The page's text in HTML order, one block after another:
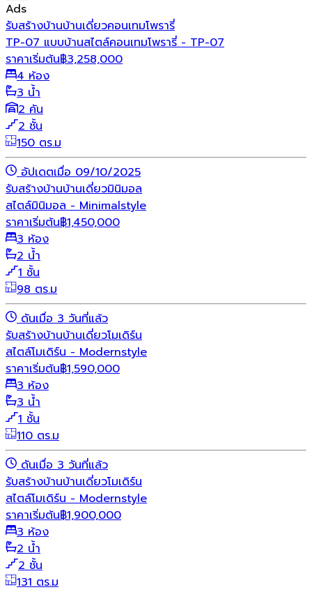
Ads
รับสร้างบ้านบ้านเดี่ยวคอนเทมโพรารี่
TP-07 แบบบ้านสไตล์คอนเทมโพรารี่ - TP-07
ราคาเริ่มต้น฿3,258,000
4 ห้อง
3 น้ำ
2 คัน
2 ชั้น
150 ตร.ม
อัปเดตเมื่อ 09/10/2025
รับสร้างบ้านบ้านเดี่ยวมินิมอล
สไตล์มินิมอล - Minimalstyle
ราคาเริ่มต้น฿1,450,000
3 ห้อง
2 น้ำ
1 ชั้น
98 ตร.ม
ดันเมื่อ 3 วันที่แล้ว
รับสร้างบ้านบ้านเดี่ยวโมเดิร์น
สไตล์โมเดิร์น - Modernstyle
ราคาเริ่มต้น฿1,590,000
3 ห้อง
3 น้ำ
1 ชั้น
110 ตร.ม
ดันเมื่อ 3 วันที่แล้ว
รับสร้างบ้านบ้านเดี่ยวโมเดิร์น
สไตล์โมเดิร์น - Modernstyle
ราคาเริ่มต้น฿1,900,000
3 ห้อง
2 น้ำ
2 ชั้น
131 ตร.ม